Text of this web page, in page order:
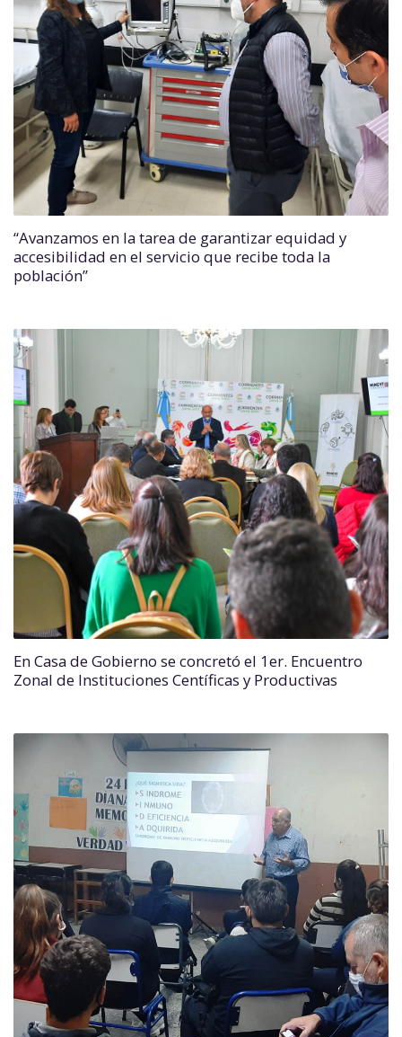
“Avanzamos en la tarea de garantizar equidad y
accesibilidad en el servicio que recibe toda la
población”
En Casa de Gobierno se concretó el 1er. Encuentro
Zonal de Instituciones Centíficas y Productivas